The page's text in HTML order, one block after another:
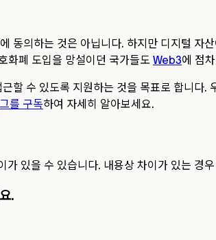
동의하는 것은 아닙니다. 하지만 디지털 자
화폐 도입을 망설이던 국가들도 Web3에 점
할 수 있도록 지원하는 것을 목표로 합니다.
를 구독하여 자세히 알아보세요.
가 있을 수 있습니다. 내용상 차이가 있는 경
.